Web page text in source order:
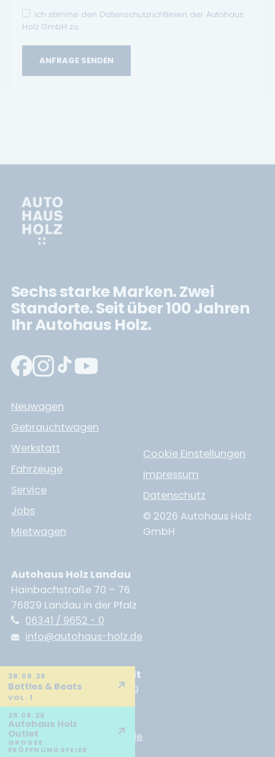
Ich stimme den Datenschutzrichtlinien der Autohaus
Holz GmbH zu.
ANFRAGE SENDEN
Sechs starke Marken. Zwei
Standorte. Seit über 100 Jahren
Ihr Autohaus Holz.
Neuwagen
Gebrauchtwagen
Werkstatt
Fahrzeuge
Service
Jobs
Mietwagen
Cookie Einstellungen
Impressum
Datenschutz
© 2026 Autohaus Holz
GmbH
Autohaus Holz Landau
Hainbachstraße 70 – 76
76829 Landau in der Pfalz
06341 / 9652 - 0
info@autohaus-holz.de
Autohaus Holz Neustadt
Branchweilerhofstraße 89
67433 Neustadt
06321 / 9188 - 0
info@autohaus-holz.de
28.08.26
Bottles & Beats
VOL. 1
↗
29.08.26
Autohaus Holz
Outlet
GROSSE E
RÖFFNUNGSFEIER
↗